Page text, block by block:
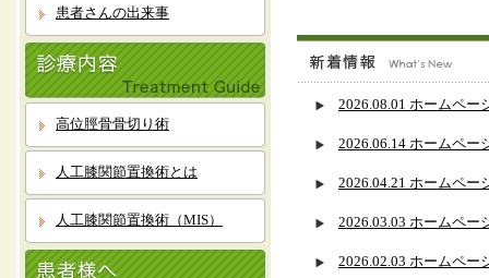
患者さんの出来事
高位脛骨骨切り術
人工膝関節置換術とは
人工膝関節置換術（MIS）
2026.08.01 ホームペー
2026.06.14 ホームペー
2026.04.21 ホームペー
2026.03.03 ホームペー
2026.02.03 ホームペー